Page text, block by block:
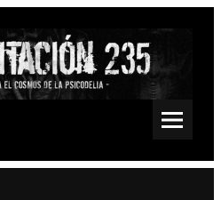
Sludge, Fuzz, Space, Drone